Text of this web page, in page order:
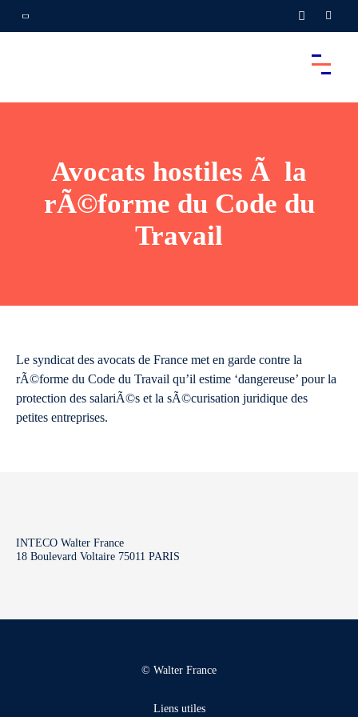
Avocats hostiles Ã la
rÃ©forme du Code du
Travail
Le syndicat des avocats de France met en garde contre la
rÃ©forme du Code du Travail qu’il estime ‘dangereuse’ pour la
protection des salariÃ©s et la sÃ©curisation juridique des
petites entreprises.
INTECO Walter France
18 Boulevard Voltaire 75011 PARIS
© Walter France
Liens utiles